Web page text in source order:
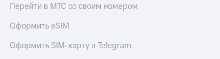
Перейти в МТС со своим номером
Оформить eSIM
Оформить SIM-карту в Telegram